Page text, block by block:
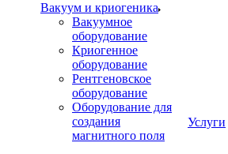
Вакуум и криогеника
Вакуумное
оборудование
Криогенное
оборудование
Рентгеновское
оборудование
Оборудование для
создания
магнитного поля
Услуги